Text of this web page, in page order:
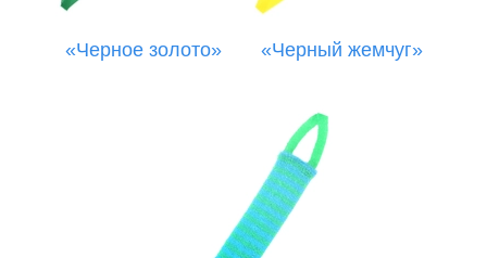
«Черное золото» «Черный жемчуг»